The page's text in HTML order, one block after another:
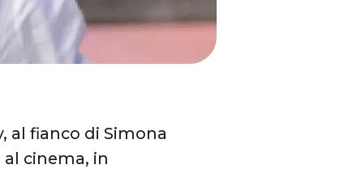
al fianco di Simona
cinema, in